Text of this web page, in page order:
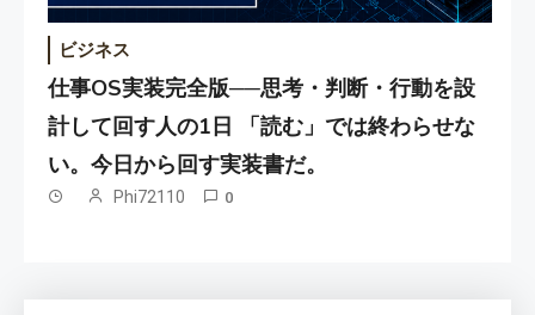
ビジネス
仕事OS実装完全版──思考・判断・行動を設
計して回す人の1日 「読む」では終わらせな
い。今日から回す実装書だ。
Phi72110 0